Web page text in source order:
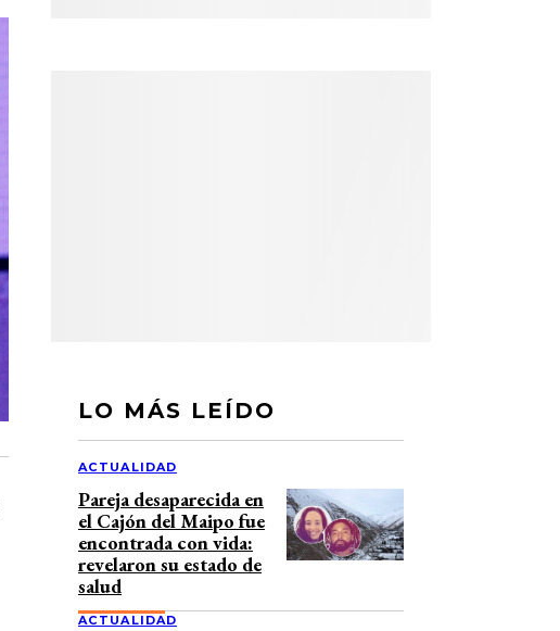
LO MÁS LEÍDO
ACTUALIDAD
Pareja desaparecida en
el Cajón del Maipo fue
encontrada con vida:
revelaron su estado de
salud
ACTUALIDAD